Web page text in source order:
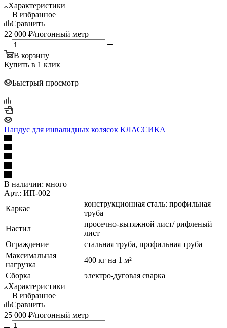
Характеристики
В избранное
Сравнить
22 000 ₽/погонный метр
В корзину
Купить в 1 клик
Быстрый просмотр
Пандус для инвалидных колясок КЛАССИКА
В наличии: много
Арт.: ИП-002
Каркас
конструкционная сталь: профильная
труба
Настил
просечно-вытяжной лист/ рифленый
лист
Ограждение
стальная труба, профильная труба
Максимальная
нагрузка
400 кг на 1 м²
Сборка
электро-дуговая сварка
Характеристики
В избранное
Сравнить
25 000 ₽/погонный метр